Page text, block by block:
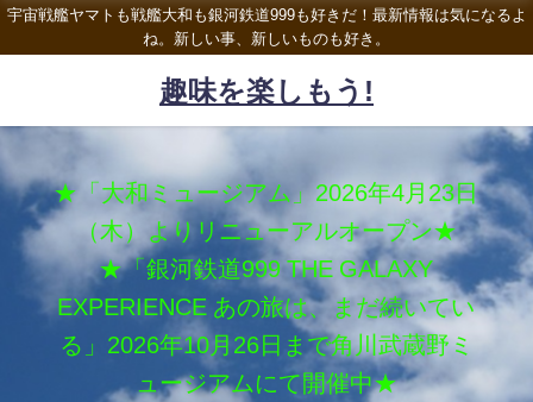
宇宙戦艦ヤマトも戦艦大和も銀河鉄道999も好きだ！最新情報は気になるよ
ね。新しい事、新しいものも好き。
趣味を楽しもう!
★「大和ミュージアム」2026年4月23日
（木）よりリニューアルオープン★
★「銀河鉄道999 THE GALAXY
EXPERIENCE あの旅は、まだ続いてい
る」2026年10月26日まで角川武蔵野ミ
ュージアムにて開催中★